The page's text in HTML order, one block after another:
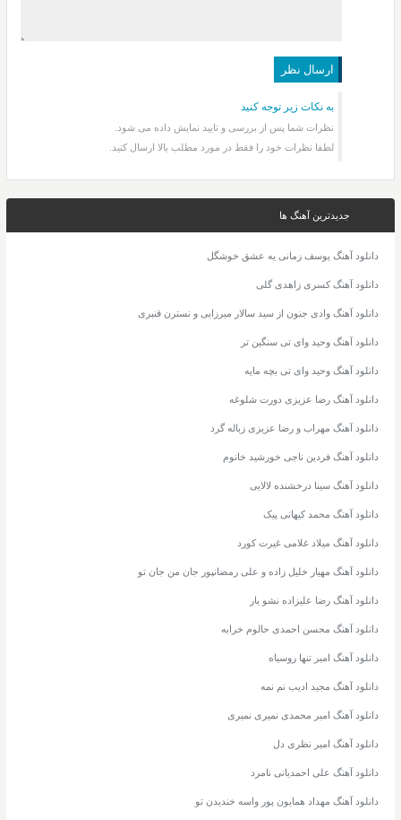
به نکات زیر توجه کنید
نظرات شما پس از بررسی و تایید نمایش داده می شود.
لطفا نظرات خود را فقط در مورد مطلب بالا ارسال کنید.
جدیدترین آهنگ ها
دانلود آهنگ یوسف زمانی یه عشق خوشگل
دانلود آهنگ کسری زاهدی گلی
دانلود آهنگ وادی جنون از سید سالار میرزایی و نسترن قنبری
دانلود آهنگ وحید وای تی سنگین تر
دانلود آهنگ وحید وای تی بچه مایه
دانلود آهنگ رضا عزیزی دورت شلوغه
دانلود آهنگ مهراب و رضا عزیزی زباله گرد
دانلود آهنگ فردین ناجی خورشید خانوم
دانلود آهنگ سینا درخشنده لالایی
دانلود آهنگ محمد کیهانی پیک
دانلود آهنگ میلاد غلامی غیرت کورد
دانلود آهنگ مهیار خلیل زاده و علی رمضانپور جان من جان تو
دانلود آهنگ رضا علیزاده نشو یار
دانلود آهنگ محسن احمدی حالوم خرابه
دانلود آهنگ امیر تنها روسیاه
دانلود آهنگ مجید ادیب نم نمه
دانلود آهنگ امیر محمدی نمیری نمیری
دانلود آهنگ امیر نظری دل
دانلود آهنگ علی احمدیانی نامرد
دانلود آهنگ مهداد همایون پور واسه خندیدن تو